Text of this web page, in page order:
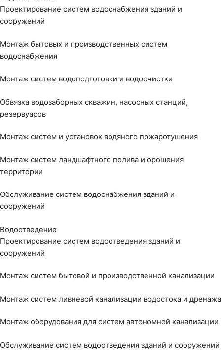
Проектирование систем водоснабжения зданий и
сооружений
Монтаж бытовых и производственных систем
водоснабжения
Монтаж систем водоподготовки и водоочистки
Обвязка водозаборных скважин, насосных станций,
резервуаров
Монтаж систем и установок водяного пожаротушения
Монтаж систем ландшафтного полива и орошения
территории
Обслуживание систем водоснабжения зданий и
сооружений
Водоотведение
Проектирование систем водоотведения зданий и
сооружений
Монтаж систем бытовой и производственной канализации
Монтаж систем ливневой канализации водостока и дренажа
Монтаж оборудования для систем автономной канализации
Обслуживание систем водоотведения зданий и сооружений